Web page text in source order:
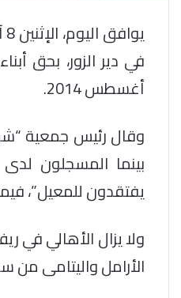
أغسطس 2014.
يفتقدون للمعيل”،
ولا يزال الأهالي في
الأرامل واليتامى من